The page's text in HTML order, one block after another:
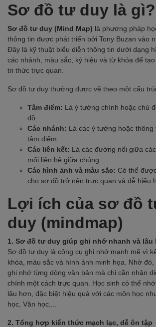
Sơ đồ tư duy là gì?
Sơ đồ tư duy (Mind Map) là phương pháp
thông tin được phát triển bởi Tony Buzan vào
Đây là kỹ thuật biểu diễn thông tin dưới dạng
các nhánh, màu sắc, ký hiệu và từ khóa để
tri thức trực quan.
Sơ đồ tư duy thường được vẽ theo một cấu
Tâm điểm: Là ý tưởng chính hoặc chủ
đồ.
Các nhánh: Là các ý tưởng hoặc thông
tâm điểm.
Các liên kết: Là các đường nối giữa
mối liên hệ giữa chúng.
Các hình ảnh và màu sắc: Có thể
cho sơ đồ trở nên trực quan và dễ hiểu
Lợi ích của sơ đồ
duy (mindmap)
1. Sơ đồ tư duy giúp ghi nhớ nhanh và lâu
Sơ đồ tư duy là công cụ ghi nhớ mạnh mẽ vì
khóa, màu sắc và hình ảnh minh họa. Nhờ
ghi nhớ từng dòng văn bản mà chỉ cần nhận
chính một cách trực quan. Học sinh có thể
lâu hơn, đặc biệt hiệu quả với các môn học
học, Văn học,...
2. Tổng hợp kiến thức mạch lạc, dễ ôn tập